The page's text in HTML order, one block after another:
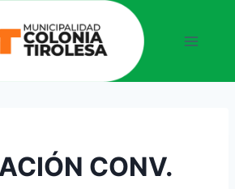
CONV.